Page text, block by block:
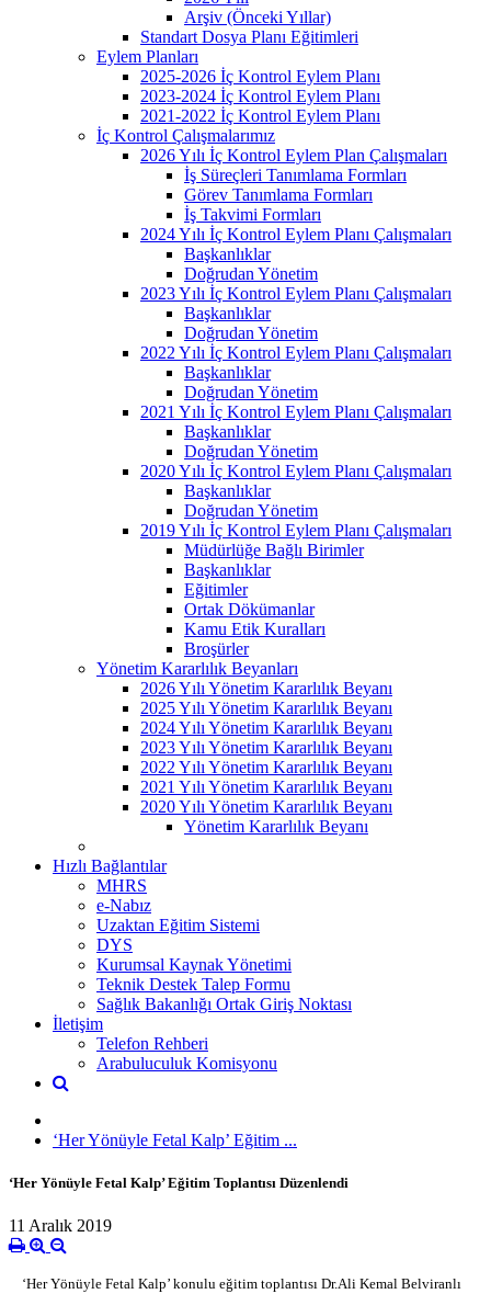
Arşiv (Önceki Yıllar)
Standart Dosya Planı Eğitimleri
Eylem Planları
2025-2026 İç Kontrol Eylem Planı
2023-2024 İç Kontrol Eylem Planı
2021-2022 İç Kontrol Eylem Planı
İç Kontrol Çalışmalarımız
2026 Yılı İç Kontrol Eylem Plan Çalışmaları
İş Süreçleri Tanımlama Formları
Görev Tanımlama Formları
İş Takvimi Formları
2024 Yılı İç Kontrol Eylem Planı Çalışmaları
Başkanlıklar
Doğrudan Yönetim
2023 Yılı İç Kontrol Eylem Planı Çalışmaları
Başkanlıklar
Doğrudan Yönetim
2022 Yılı İç Kontrol Eylem Planı Çalışmaları
Başkanlıklar
Doğrudan Yönetim
2021 Yılı İç Kontrol Eylem Planı Çalışmaları
Başkanlıklar
Doğrudan Yönetim
2020 Yılı İç Kontrol Eylem Planı Çalışmaları
Başkanlıklar
Doğrudan Yönetim
2019 Yılı İç Kontrol Eylem Planı Çalışmaları
Müdürlüğe Bağlı Birimler
Başkanlıklar
Eğitimler
Ortak Dökümanlar
Kamu Etik Kuralları
Broşürler
Yönetim Kararlılık Beyanları
2026 Yılı Yönetim Kararlılık Beyanı
2025 Yılı Yönetim Kararlılık Beyanı
2024 Yılı Yönetim Kararlılık Beyanı
2023 Yılı Yönetim Kararlılık Beyanı
2022 Yılı Yönetim Kararlılık Beyanı
2021 Yılı Yönetim Kararlılık Beyanı
2020 Yılı Yönetim Kararlılık Beyanı
Yönetim Kararlılık Beyanı
Hızlı Bağlantılar
MHRS
e-Nabız
Uzaktan Eğitim Sistemi
DYS
Kurumsal Kaynak Yönetimi
Teknik Destek Talep Formu
Sağlık Bakanlığı Ortak Giriş Noktası
İletişim
Telefon Rehberi
Arabuluculuk Komisyonu
‘Her Yönüyle Fetal Kalp’ Eğitim ...
‘Her Yönüyle Fetal Kalp’ Eğitim Toplantısı Düzenlendi
11 Aralık 2019
‘Her Yönüyle Fetal Kalp’ konulu eğitim toplantısı Dr.Ali Kemal Belviranlı